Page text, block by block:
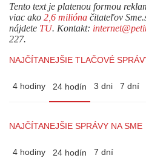
Tento text je platenou formou
viac ako 2,6 milióna čitateľov
nájdete TU. Kontakt:
227.
NAJČÍTANEJŠIE TLAČOVÉ
4 hodiny 24 hodín 3 dni 7 dní
NAJČÍTANEJŠIE SPRÁVY NA SME
4 hodiny 24 hodín 7 dní